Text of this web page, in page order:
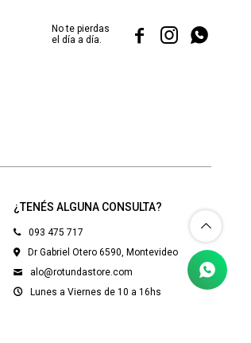
¿TENÉS ALGUNA CONSULTA?
093 475 717
Dr Gabriel Otero 6590, Montevideo
alo@rotundastore.com
Lunes a Viernes de 10 a 16hs
No te pierdas
el día a día.
  